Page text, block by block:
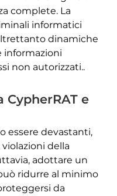
complete. La
informatici
dinamiche
informazioni
non autorizzati..
e
essere devastanti,
della
adottare un
ridurre al minimo
da